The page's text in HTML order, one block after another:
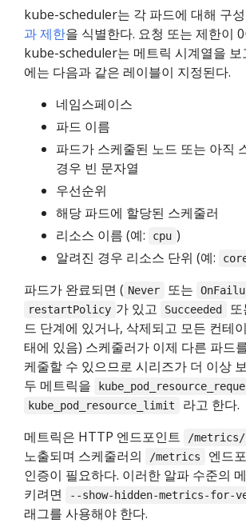
kube-scheduler는 각 파드에 대해 구
과 제한을 식별한다. 요청 또는 제한이
kube-scheduler는 메트릭 시계열을 보
에는 다음과 같은 레이블이 지정된다.
네임스페이스
파드 이름
파드가 스케줄된 노드 또는 아직
경우 빈 문자열
우선순위
해당 파드에 할당된 스케줄러
리소스 이름 (예:
cpu )
알려진 경우 리소스 단위 (예:
파드가 완료되면 ( Never 또는
restartPolicy 가 있고 Succeeded 또
드 단계에 있거나, 삭제되고 모든 컨테
태에 있음) 스케줄러가 이제 다른 파드
케줄할 수 있으므로 시리즈가 더 이상
두 메트릭을
kube_pod_resource_limit
라고 한다.
메트릭은 HTTP 엔드포인트
/metrics/
노출되며 스케줄러의
/metrics
엔드
인증이 필요하다. 이러한 알파 수준의
키려면
--show-hidden-metrics-for-
래그를 사용해야 한다.